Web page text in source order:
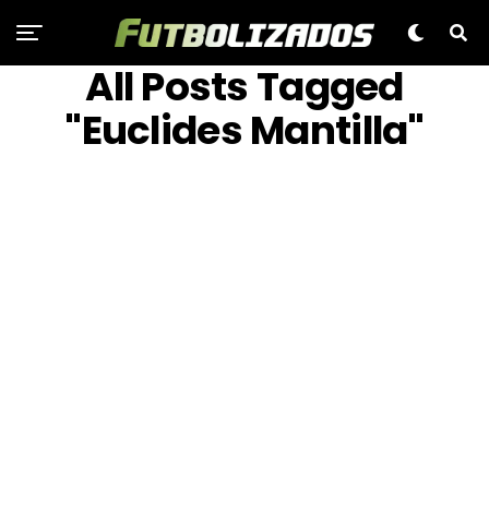
All Posts Tagged
"Euclides Mantilla"